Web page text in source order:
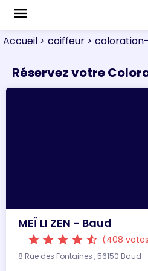
menu
Accueil > coiffeur >
Réservez votre
MEÏ LI ZEN - Baud
star star star star star_half (408
8 Rue des Fontaines , 56150 Baud